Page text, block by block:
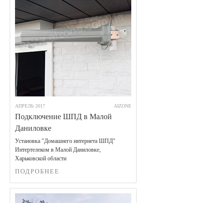
АПРЕЛЬ 2017 AIZONE
Подключение ШПД в Малой
Даниловке
Установка "Домашнего интернета ШПД"
Интертелеком в Малой Даниловке,
Харьковской области
ПОДРОБНЕЕ